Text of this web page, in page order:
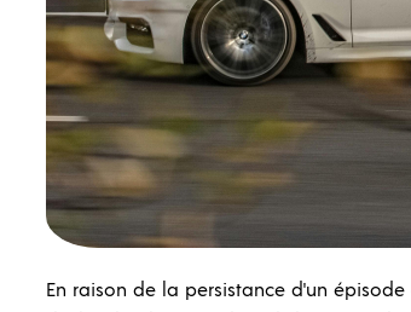
En raison de la persistance d'un